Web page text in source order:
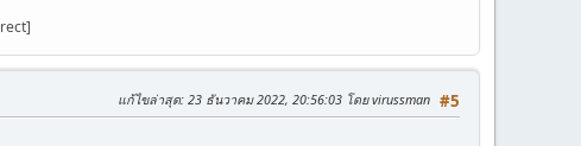
#5
แก้ไขล่าสุด: 23 ธันวาคม 2022, 20:56:03 โดย virussman